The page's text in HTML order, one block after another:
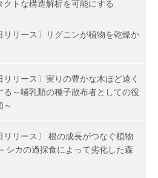
クトな構造解析を可能にする
リリース〕リグニンが植物を乾燥か
リリース〕実りの豊かな木ほど遠く
る～哺乳類の種子散布者としての役
～
リリース〕 根の成長がつなぐ植物
シカの過採食によって劣化した森